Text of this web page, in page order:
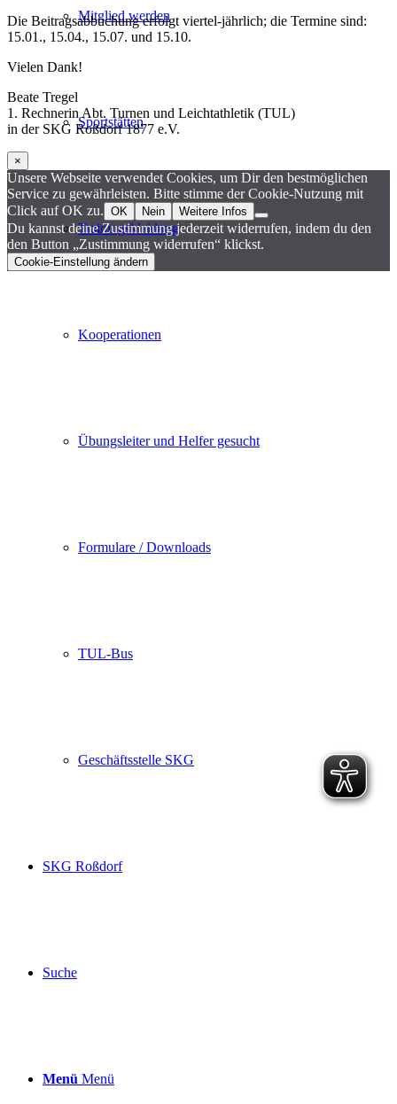
Mitglied werden
Sportstätten
Trainingskleidung
Kooperationen
Übungsleiter und Helfer gesucht
Formulare / Downloads
TUL-Bus
Geschäftsstelle SKG
SKG Roßdorf
Suche
Menü Menü
Die Beitragsabbuchung erfolgt viertel-jährlich; die Termine sind:
15.01., 15.04., 15.07. und 15.10.
Vielen Dank!
Beate Tregel
1. Rechnerin Abt. Turnen und Leichtathletik (TUL)
in der SKG Roßdorf 1877 e.V.
×
Unsere Webseite verwendet Cookies, um Dir den bestmöglichen
Service zu gewährleisten. Bitte stimme der Cookie-Nutzung mit
Click auf OK zu. OK Nein Weitere Infos
Du kannst deine Zustimmung jederzeit widerrufen, indem du den
den Button „Zustimmung widerrufen“ klickst.
Cookie-Einstellung ändern